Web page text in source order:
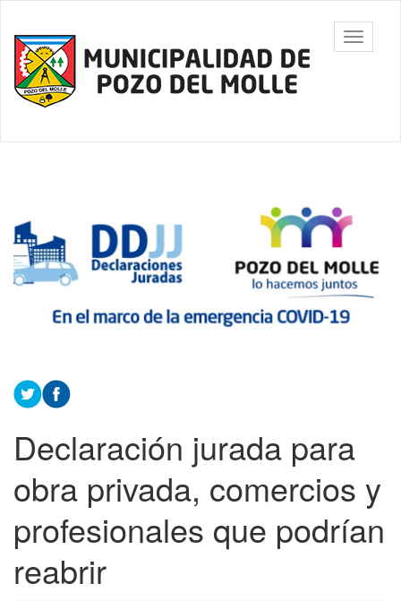
contenido
principal
Municipalidad
de Pozo del
Molle
barra
Declaración jurada para
obra privada, comercios y
profesionales que podrían
reabrir